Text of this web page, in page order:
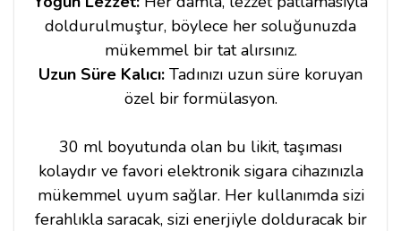
doldurulmuştur, böylece her soluğunuzda
mükemmel bir tat alırsınız.
Uzun Süre Kalıcı: Tadınızı uzun süre koruyan
özel bir formülasyon.
30 ml boyutunda olan bu likit, taşıması
kolaydır ve favori elektronik sigara cihazınızla
mükemmel uyum sağlar. Her kullanımda sizi
ferahlıkla saracak, sizi enerjiyle dolduracak bir